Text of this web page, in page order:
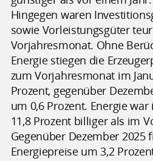
Hingegen waren
sowie Vorleistungsgüter
Vorjahresmonat. Ohne
Energie stiegen die
zum Vorjahresmonat im
Prozent, gegenüber
um 0,6 Prozent. Energie
11,8 Prozent billiger als im
Gegenüber Dezember 2025
Energiepreise um 3,2